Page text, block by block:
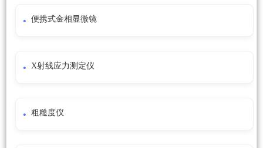
便携式金相显微镜
X射线应力测定仪
粗糙度仪